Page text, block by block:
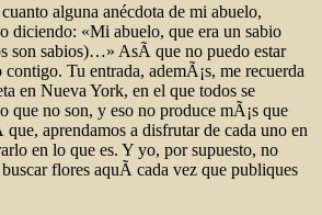
alguna anécdota de mi abuelo,
diciendo: «Mi abuelo, que era un sabio
son sabios)…» AsÃ­ que no puedo estar
contigo. Tu entrada, ademÃ¡s, me recuerda
en Nueva York, en el que todos se
que no son, y eso no produce mÃ¡s que
aprendamos a disfrutar de cada uno en
en lo que es. Y yo, por supuesto, no
flores aquÃ­ cada vez que publiques